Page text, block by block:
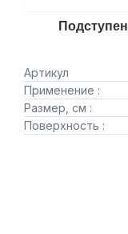
Артикул
Применение :
Размер, см :
Поверхность :